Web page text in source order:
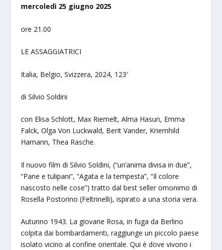
mercoledì 25 giugno 2025
ore 21.00
LE ASSAGGIATRICI
Italia, Belgio, Svizzera, 2024, 123′
di Silvio Soldini
con Elisa Schlott, Max Riemelt, Alma Hasun, Emma
Falck, Olga Von Luckwald, Berit Vander, Kriemhild
Hamann, Thea Rasche.
Il nuovo film di Silvio Soldini, (“un’anima divisa in due”,
“Pane e tulipani”, “Agata e la tempesta”, “Il colore
nascosto nelle cose”) tratto dal best seller omonimo di
Rosella Postorino (Feltrinelli), ispirato a una storia vera.
Autunno 1943. La giovane Rosa, in fuga da Berlino
colpita dai bombardamenti, raggiunge un piccolo paese
isolato vicino al confine orientale. Qui è dove vivono i